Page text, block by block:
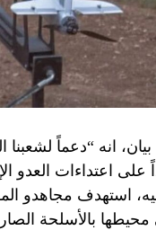
انه “دعماً
على اعتداءات العدو
محيطها بالأسلحة